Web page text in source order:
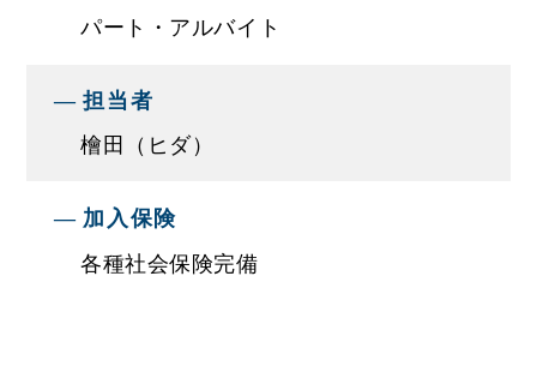
パート・アルバイト
担当者
檜田（ヒダ）
加入保険
各種社会保険完備